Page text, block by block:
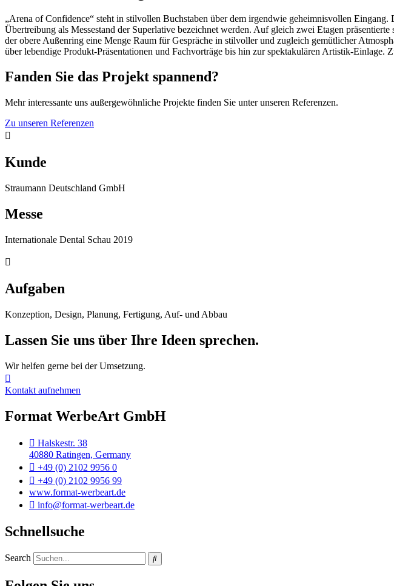
„Arena of Confidence“ steht in stilvollen Buchstaben über dem irgendwie geheimnisvollen
Übertreibung als Messestand der Superlative bezeichnet werden. Auf gleich zwei Etagen
der obere Außenring eine Menge Raum für Gespräche in stilvoller und zugleich gemütlicher
über lebendige Produkt-Präsentationen und Fachvorträge bis hin zur spektakulären Artistik-Einlage.
Fanden Sie das Projekt spannend?
Mehr interessante uns außergewöhnliche Projekte finden Sie unter unseren Referenzen.
Zu unseren Referenzen
Kunde
Straumann Deutschland GmbH
Messe
Internationale Dental Schau 2019
Aufgaben
Konzeption, Design, Planung, Fertigung, Auf- und Abbau
Lassen Sie uns über Ihre Ideen sprechen.
Wir helfen gerne bei der Umsetzung.​
Kontakt aufnehmen
Format WerbeArt GmbH
Halskestr. 38
40880 Ratingen, Germany
+49 (0) 2102 9956 0
+49 (0) 2102 9956 99
www.format-werbeart.de
info@format-werbeart.de
Schnellsuche
Search